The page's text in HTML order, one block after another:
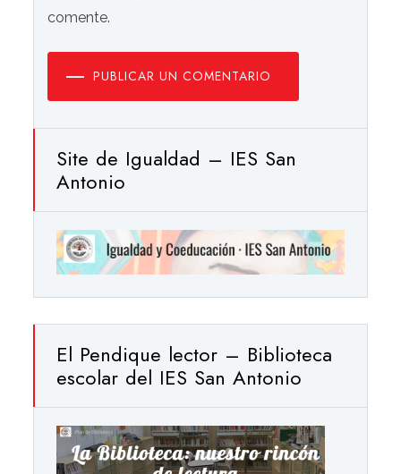
comente.
PUBLICAR UN COMENTARIO
Site de Igualdad – IES San
Antonio
El Pendique lector – Biblioteca
escolar del IES San Antonio